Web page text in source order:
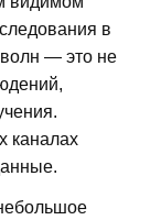
в
волн — это не
каналах